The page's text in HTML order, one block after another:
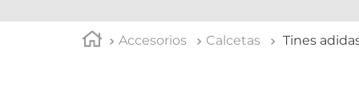
Accesorios Calcetas Tines